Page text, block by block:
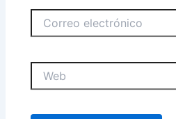
electrónico